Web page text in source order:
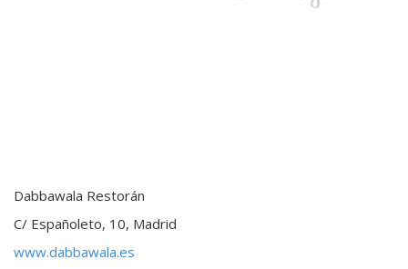
Dabbawala Restorán
C/ Españoleto, 10, Madrid
www.dabbawala.es